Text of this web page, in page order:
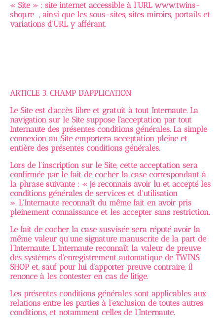
« Site » : site internet accessible à l’URL www.twins-
shop.re , ainsi que les sous-sites, sites miroirs, portails et
variations d’URL y afférant.
ARTICLE 3. CHAMP D’APPLICATION
Le Site est d'accès libre et gratuit à tout Internaute. La
navigation sur le Site suppose l'acceptation par tout
Internaute des présentes conditions générales. La simple
connexion au Site emportera acceptation pleine et
entière des présentes conditions générales.
Lors de l’inscription sur le Site, cette acceptation sera
confirmée par le fait de cocher la case correspondant à
la phrase suivante : « Je reconnais avoir lu et accepté les
conditions générales de services et d'utilisation
». L'Internaute reconnaît du même fait en avoir pris
pleinement connaissance et les accepter sans restriction.
Le fait de cocher la case susvisée sera réputé avoir la
même valeur qu'une signature manuscrite de la part de
l’Internaute. L'Internaute reconnaît la valeur de preuve
des systèmes d'enregistrement automatique de TWINS
SHOP et, sauf pour lui d'apporter preuve contraire, il
renonce à les contester en cas de litige.
Les présentes conditions générales sont applicables aux
relations entre les parties à l’exclusion de toutes autres
conditions, et notamment celles de l’Internaute.